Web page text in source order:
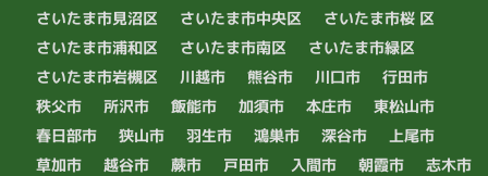
さいたま市見沼区
さいたま市中央区
さいたま市桜 区
さいたま市浦和区
さいたま市南区
さいたま市緑区
さいたま市岩槻区
川越市 熊谷市 川口市
行田市
秩父市
所沢市 飯能市 加須市 本庄市
東松山市
春日部市
狭山市 羽生市 鴻巣市 深谷市
上尾市
草加市
越谷市 蕨市 戸田市 入間市 朝霞市
志木市